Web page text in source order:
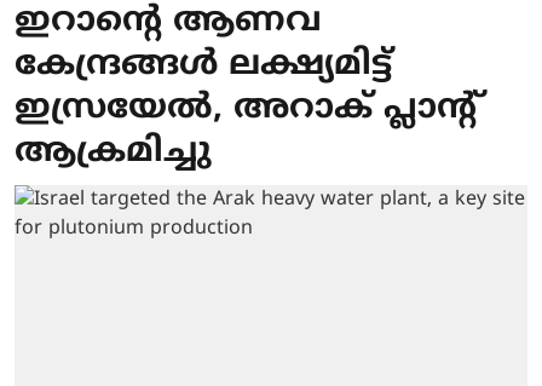
ഇറാന്റെ ആണവ
കേന്ദ്രങ്ങള്‍ ലക്ഷ്യമിട്ട്
ഇസ്രയേല്‍, അറാക് പ്ലാന്‍റ്
ആക്രമിച്ചു